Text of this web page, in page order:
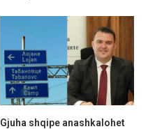
Gjuha shqipe anashkalohet